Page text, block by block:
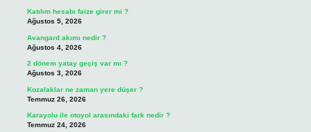
Katılım hesabı faize girer mi ?
Ağustos 5, 2026
Avangard akımı nedir ?
Ağustos 4, 2026
2 dönem yatay geçiş var mı ?
Ağustos 3, 2026
Kozalaklar ne zaman yere düşer ?
Temmuz 26, 2026
Karayolu ile otoyol arasındaki fark nedir ?
Temmuz 24, 2026